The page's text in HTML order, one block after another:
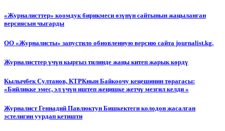
«Журналисттер» коомдук бирикмеси өзүнүн сайтынын жаңыланган
версиясын чыгарды
ОО «Журналисты» запустило обновленную версию сайта journalist.kg.
Журналисттер үчүн кыргыз тилинде жаңы китеп жарык көрдү
Кылычбек Султанов, КТРКнын Байкоочу кеңешинин төрагасы:
«Бийликке эмес, эл үчүн иштеп жеңишке жетчү мезгил келди »
Журналист Геннадий Павлюктун Бишкектеги колодон жасалган
эстелигин уурдап кетишти